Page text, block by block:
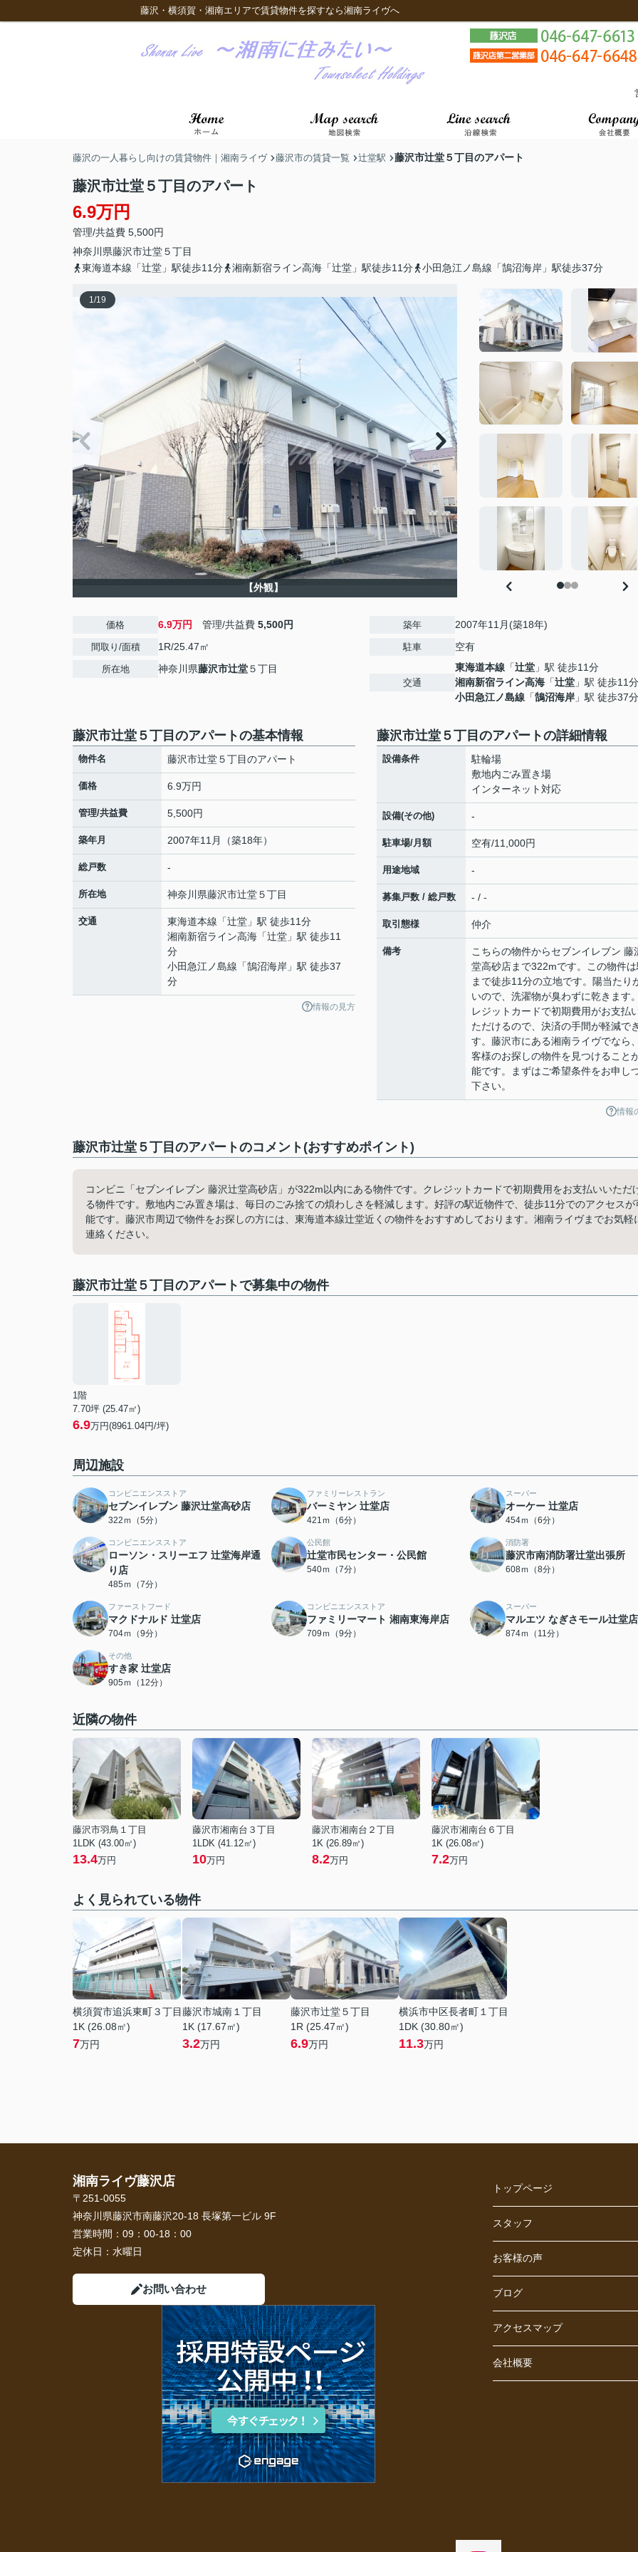
藤沢・横須賀・湘南エリアで賃貸物件を探すなら湘南ライヴへ
藤沢の一人暮らし向けの賃貸物件｜湘南ライヴ 藤沢市の賃貸一覧 辻堂駅 藤沢市辻堂５丁目のアパート
藤沢市辻堂５丁目のアパート
6.9万円
管理/共益費 5,500円
神奈川県藤沢市辻堂５丁目
東海道本線「辻堂」駅徒歩11分
湘南新宿ライン高海「辻堂」駅徒歩11分 小田急江ノ島線「鵠沼海岸」駅徒歩37分
1/19
【外観】
価格 6.9万円 管理/共益費 5,500円
間取り/面積 1R/25.47㎡
所在地 神奈川県藤沢市辻堂５丁目
築年 2007年11月(築18年)
駐車 空有
交通
東海道本線 「辻堂 」駅 徒歩11分
湘南新宿ライン高海 「辻堂 」駅 徒歩11分
小田急江ノ島線 「鵠沼海岸 」駅 徒歩37分
藤沢市辻堂５丁目のアパートの基本情報
物件名 藤沢市辻堂５丁目のアパート
価格 6.9万円
管理/共益費 5,500円
築年月 2007年11月（築18年）
総戸数 -
所在地 神奈川県藤沢市辻堂５丁目
交通 東海道本線 「辻堂 」駅 徒歩11分
湘南新宿ライン高海 「辻堂 」駅 徒歩11
分
小田急江ノ島線 「鵠沼海岸 」駅 徒歩37
分
情報の見方
藤沢市辻堂５丁目のアパートの詳細情報
設備条件
駐輪場
敷地内ごみ置き場
インターネット対応
設備(その他) -
駐車場/月額 空有/11,000円
用途地域 -
募集戸数 / 総戸数 - / -
取引態様 仲介
備考
こちらの物件からセブンイレブン 藤
堂高砂店まで322mです。この物件は
まで徒歩11分の立地です。陽当たり
いので、洗濯物が臭わずに乾きます
レジットカードで初期費用がお支払
ただけるので、決済の手間が軽減で
す。藤沢市にある湘南ライヴでなら
客様のお探しの物件を見つけること
能です。まずはご希望条件をお申し
下さい。
情報
藤沢市辻堂５丁目のアパートのコメント(おすすめポイント)
コンビニ「セブンイレブン 藤沢辻堂高砂店」が322m以内にある物件です。クレジットカードで初期費用をお支払いいただ
る物件です。敷地内ごみ置き場は、毎日のごみ捨ての煩わしさを軽減します。好評の駅近物件で、徒歩11分でのアクセスが
能です。藤沢市周辺で物件をお探しの方には、東海道本線辻堂近くの物件をおすすめしております。湘南ライヴまでお気軽
連絡ください。
藤沢市辻堂５丁目のアパートで募集中の物件
1階
7.70坪 (25.47㎡)
6.9万円(8961.04円/坪)
周辺施設
コンビニエンスストア
セブンイレブン 藤沢辻堂高砂店
322ｍ（5分）
ファミリーレストラン
バーミヤン 辻堂店
421ｍ（6分）
スーパー
オーケー 辻堂店
454ｍ（6分）
コンビニエンスストア
ローソン・スリーエフ 辻堂海岸通
り店
485ｍ（7分）
公民館
辻堂市民センター・公民館
540ｍ（7分）
消防署
藤沢市南消防署辻堂出張所
608ｍ（8分）
ファーストフード
マクドナルド 辻堂店
704ｍ（9分）
コンビニエンスストア
ファミリーマート 湘南東海岸店
709ｍ（9分）
スーパー
マルエツ なぎさモール辻堂店
874ｍ（11分）
その他
すき家 辻堂店
905ｍ（12分）
近隣の物件
藤沢市羽鳥１丁目
1LDK (43.00㎡)
13.4万円
藤沢市湘南台３丁目
1LDK (41.12㎡)
10万円
藤沢市湘南台２丁目
1K (26.89㎡)
8.2万円
藤沢市湘南台６丁目
1K (26.08㎡)
7.2万円
よく見られている物件
横須賀市追浜東町３丁目
1K (26.08㎡)
7万円
藤沢市城南１丁目
1K (17.67㎡)
3.2万円
藤沢市辻堂５丁目
1R (25.47㎡)
6.9万円
横浜市中区長者町１丁目
1DK (30.80㎡)
11.3万円
湘南ライヴ藤沢店
〒251-0055
神奈川県藤沢市南藤沢20-18 長塚第一ビル 9F
営業時間： 09：00-18：00
定休日： 水曜日
お問い合わせ
トップページ
スタッフ
お客様の声
ブログ
アクセスマップ
会社概要